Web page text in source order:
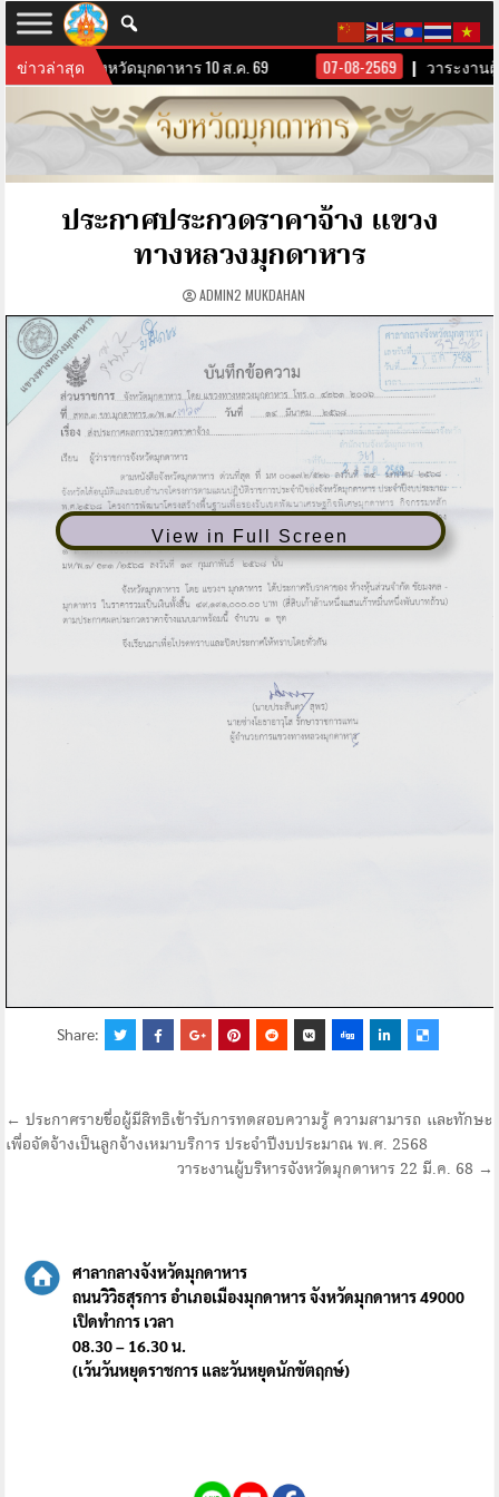
ข่าวล่าสุด
นผู้บริหารจังหวัดมุกดาหาร 10 ส.ค. 69 07-08-2569 วาระงานผู้
ประกาศประกวดราคาจ้าง แขวง
ทางหลวงมุกดาหาร
ADMIN2 MUKDAHAN
View in Full Screen
Share:
แนะแนว
เรื่อง
← ประกาศรายชื่อผู้มีสิทธิเข้ารับการทดสอบความรู้ ความสามารถ และทักษะ
เพื่อจัดจ้างเป็นลูกจ้างเหมาบริการ ประจำปีงบประมาณ พ.ศ. 2568
วาระงานผู้บริหารจังหวัดมุกดาหาร 22 มี.ค. 68 →
ศาลากลางจังหวัดมุกดาหาร
ถนนวิวิธสุรการ อำเภอเมืองมุกดาหาร จังหวัดมุกดาหาร 49000
เปิดทำการ เวลา
08.30 – 16.30 น.
(เว้นวันหยุดราชการ และวันหยุดนักขัตฤกษ์)